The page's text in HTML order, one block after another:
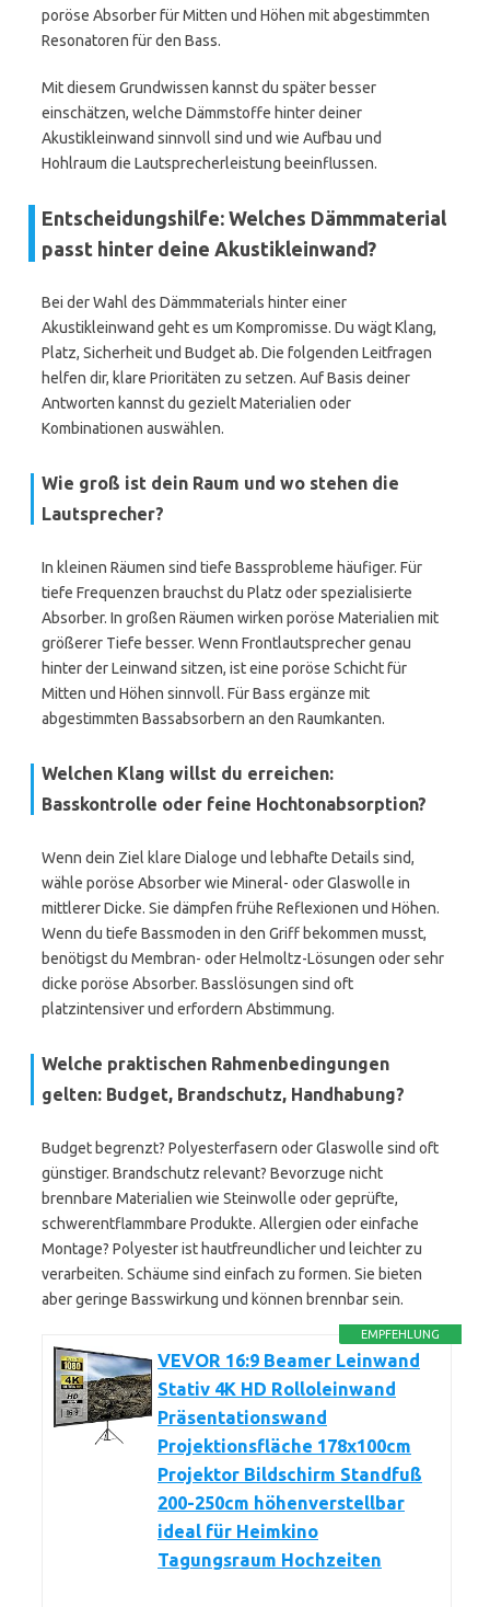
poröse Absorber für Mitten und Höhen mit abgestimmten
Resonatoren für den Bass.
Mit diesem Grundwissen kannst du später besser
einschätzen, welche Dämmstoffe hinter deiner
Akustikleinwand sinnvoll sind und wie Aufbau und
Hohlraum die Lautsprecherleistung beeinflussen.
Entscheidungshilfe: Welches Dämmmaterial
passt hinter deine Akustikleinwand?
Bei der Wahl des Dämmmaterials hinter einer
Akustikleinwand geht es um Kompromisse. Du wägt Klang,
Platz, Sicherheit und Budget ab. Die folgenden Leitfragen
helfen dir, klare Prioritäten zu setzen. Auf Basis deiner
Antworten kannst du gezielt Materialien oder
Kombinationen auswählen.
Wie groß ist dein Raum und wo stehen die
Lautsprecher?
In kleinen Räumen sind tiefe Bassprobleme häufiger. Für
tiefe Frequenzen brauchst du Platz oder spezialisierte
Absorber. In großen Räumen wirken poröse Materialien mit
größerer Tiefe besser. Wenn Frontlautsprecher genau
hinter der Leinwand sitzen, ist eine poröse Schicht für
Mitten und Höhen sinnvoll. Für Bass ergänze mit
abgestimmten Bassabsorbern an den Raumkanten.
Welchen Klang willst du erreichen:
Basskontrolle oder feine Hochtonabsorption?
Wenn dein Ziel klare Dialoge und lebhafte Details sind,
wähle poröse Absorber wie Mineral- oder Glaswolle in
mittlerer Dicke. Sie dämpfen frühe Reflexionen und Höhen.
Wenn du tiefe Bassmoden in den Griff bekommen musst,
benötigst du Membran- oder Helmoltz-Lösungen oder sehr
dicke poröse Absorber. Basslösungen sind oft
platzintensiver und erfordern Abstimmung.
Welche praktischen Rahmenbedingungen
gelten: Budget, Brandschutz, Handhabung?
Budget begrenzt? Polyesterfasern oder Glaswolle sind oft
günstiger. Brandschutz relevant? Bevorzuge nicht
brennbare Materialien wie Steinwolle oder geprüfte,
schwerentflammbare Produkte. Allergien oder einfache
Montage? Polyester ist hautfreundlicher und leichter zu
verarbeiten. Schäume sind einfach zu formen. Sie bieten
aber geringe Basswirkung und können brennbar sein.
EMPFEHLUNG
VEVOR 16:9 Beamer Leinwand
Stativ 4K HD Rolloleinwand
Präsentationswand
Projektionsfläche 178x100cm
Projektor Bildschirm Standfuß
200-250cm höhenverstellbar
ideal für Heimkino
Tagungsraum Hochzeiten